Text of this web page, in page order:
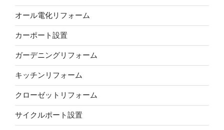
オール電化リフォーム
カーポート設置
ガーデニングリフォーム
キッチンリフォーム
クローゼットリフォーム
サイクルポート設置